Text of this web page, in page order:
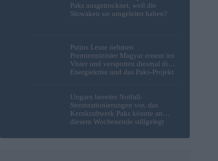
Paks ausgetrocknet, weil die
Slowaken sie umgeleitet haben?
Putins Leute nehmen
Premierminister Magyar erneut ins
Visier und verspotten diesmal die
Energiekrise und das Paks-Projekt
Ungarn bereitet Notfall-
Stromrationierungen vor, das
Kernkraftwerk Paks könnte an
diesem Wochenende stillgelegt